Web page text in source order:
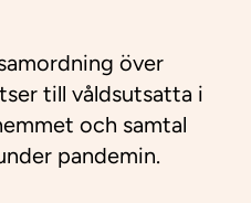
över
till våldsutsatta i
och samtal
pandemin.